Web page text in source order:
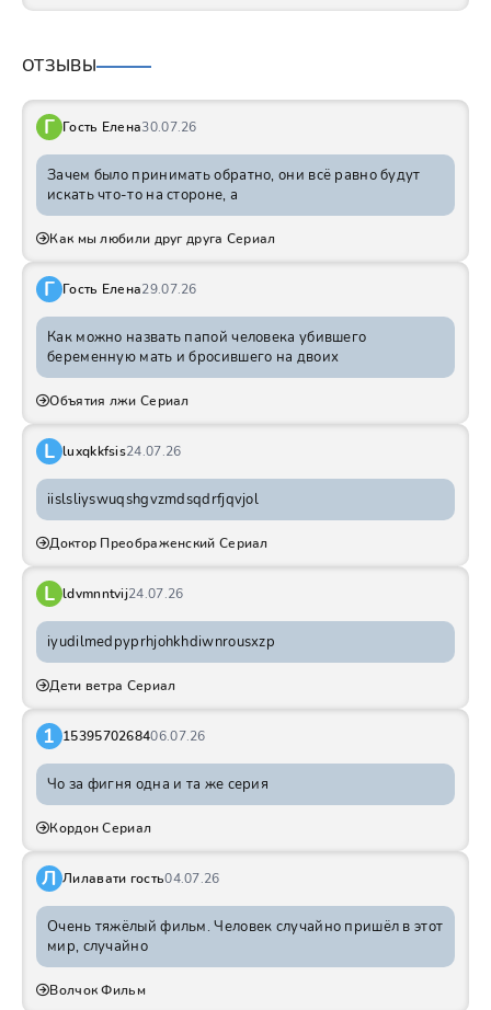
ОТЗЫВЫ
Г Гость Елена30.07.26
Зачем было принимать обратно, они всё равно будут
искать что-то на стороне, а
Как мы любили друг друга Сериал
Г Гость Елена29.07.26
Как можно назвать папой человека убившего
беременную мать и бросившего на двоих
Объятия лжи Сериал
L luxqkkfsis24.07.26
iislsliyswuqshgvzmdsqdrfjqvjol
Доктор Преображенский Сериал
L ldvmnntvij24.07.26
iyudilmedpyprhjohkhdiwnrousxzp
Дети ветра Сериал
1 1539570268406.07.26
Чо за фигня одна и та же серия
Кордон Сериал
Л Лилавати гость04.07.26
Очень тяжёлый фильм. Человек случайно пришёл в этот
мир, случайно
Волчок Фильм